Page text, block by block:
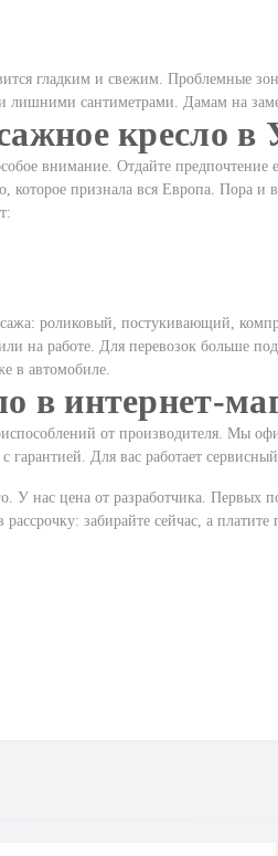
гладким и свежим. Проблемные
лишними сантиметрами. Дамам на
кресло в
внимание. Отдайте
которое признала вся Европа. Пора и
роликовый, постукивающий,
на работе. Для перевозок больше
в автомобиле.
в интернет-
от производителя. Мы
Для вас работает
У нас цена от разработчика. Первых
забирайте сейчас, а